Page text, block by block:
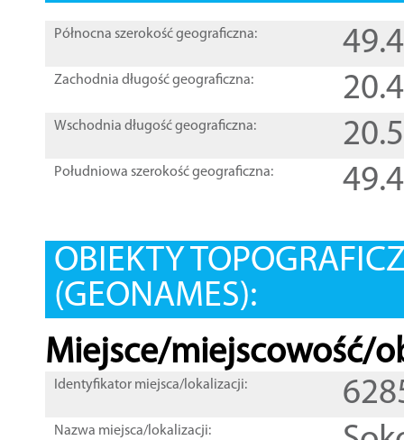
Północna szerokość geograficzna:
Zachodnia długość geograficzna:
Wschodnia długość geograficzna:
Południowa szerokość geograficzna:
OBIEKTY
(GEONAMES):
Miejsce/miejscowość/
Identyfikator miejsca/lokalizacji:
Nazwa miejsca/lokalizacji: